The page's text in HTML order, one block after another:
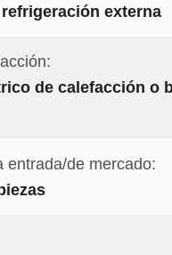
externa
de calefacción o
entrada/de mercado: